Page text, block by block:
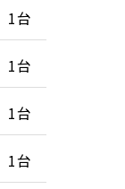
1台
1台
1台
1台